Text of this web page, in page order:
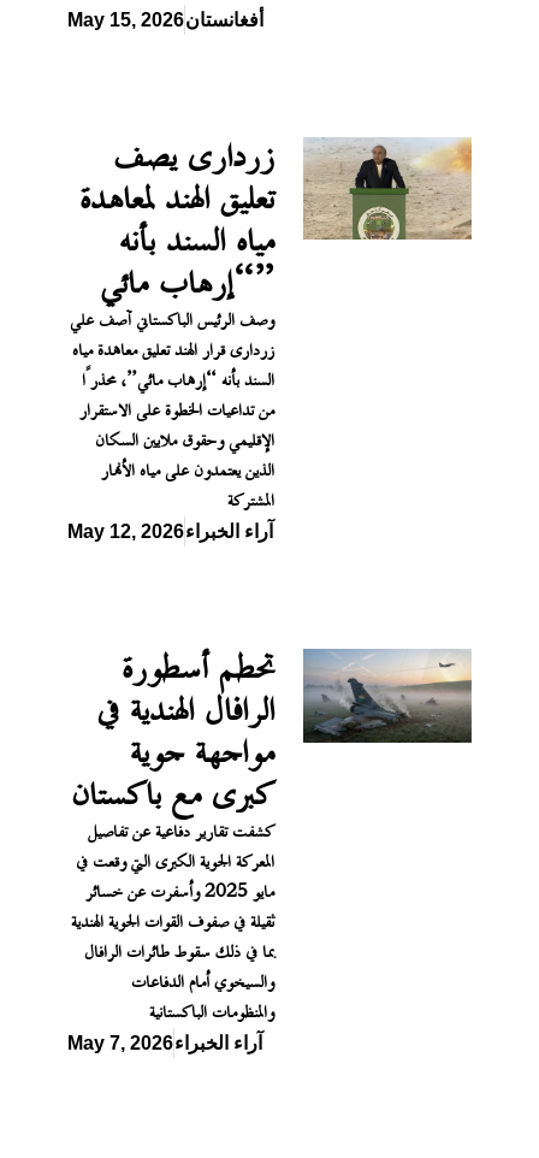
May 15, 2026أفغانستان
زرداری يصف
تعليق الهند لمعاهدة
مياه السند بأنه
“إرهاب مائي”
وصف الرئيس الباكستاني آصف علي
زرداری قرار الهند تعليق معاهدة مياه
السند بأنه “إرهاب مائي”، محذرًا
من تداعيات الخطوة على الاستقرار
الإقليمي وحقوق ملايين السكان
الذين يعتمدون على مياه الأنهار
المشتركة
May 12, 2026آراء الخبراء
تحطم أسطورة
الرافال الهندية في
مواجهة جوية
كبرى مع باكستان
كشفت تقارير دفاعية عن تفاصيل
المعركة الجوية الكبرى التي وقعت في
مايو 2025 وأسفرت عن خسائر
ثقيلة في صفوف القوات الجوية الهندية
بما في ذلك سقوط طائرات الرافال
والسيخوي أمام الدفاعات
والمنظومات الباكستانية
May 7, 2026آراء الخبراء